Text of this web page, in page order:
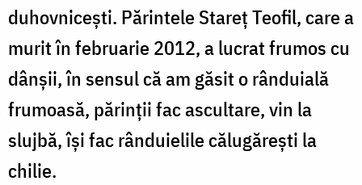
duhovnicești. Părintele Stareț Teofil, care a
murit în februarie 2012, a lucrat frumos cu
dânșii, în sensul că am găsit o rânduială
frumoasă, părinții fac ascultare, vin la
slujbă, își fac rânduielile călugărești la
chilie.